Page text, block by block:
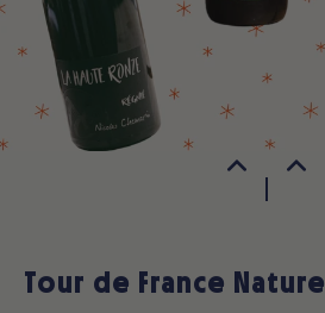
Tour de France Nature